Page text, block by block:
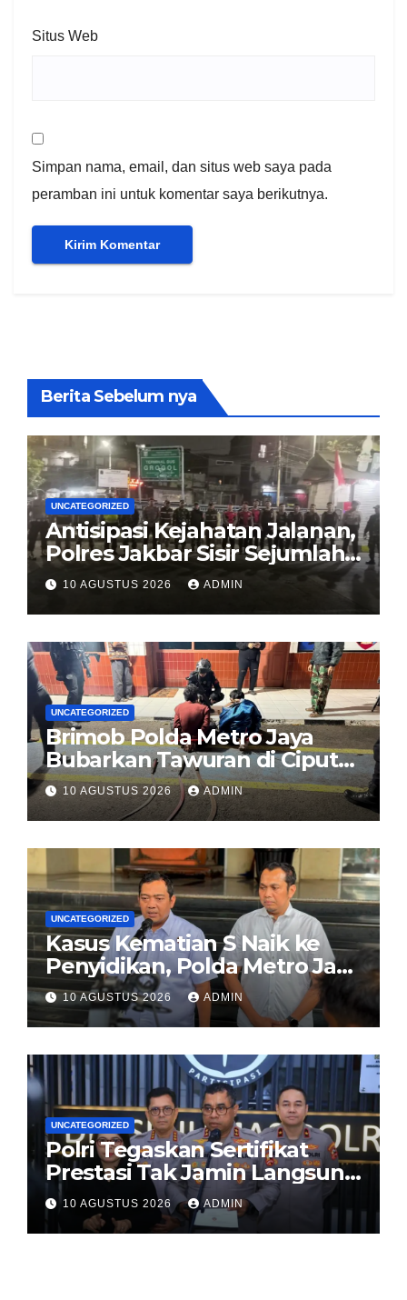
Situs Web
Simpan nama, email, dan situs web saya pada
peramban ini untuk komentar saya berikutnya.
Berita Sebelum nya
UNCATEGORIZED
Antisipasi Kejahatan Jalanan,
Polres Jakbar Sisir Sejumlah
Ruas Jalan Lewat Patroli
Mobile
10 AGUSTUS 2026 ADMIN
UNCATEGORIZED
Brimob Polda Metro Jaya
Bubarkan Tawuran di Ciputat
Timur, 2 Pemuda dan 3
Celurit Diamankan
10 AGUSTUS 2026 ADMIN
UNCATEGORIZED
Kasus Kematian S Naik ke
Penyidikan, Polda Metro Jaya
Jadwalkan Ekshumasi 12
Agustus
10 AGUSTUS 2026 ADMIN
UNCATEGORIZED
Polri Tegaskan Sertifikat
Prestasi Tak Jamin Langsung
Diterima, Tetap Wajib Ikuti
Seluruh Tahapan Seleksi
10 AGUSTUS 2026 ADMIN